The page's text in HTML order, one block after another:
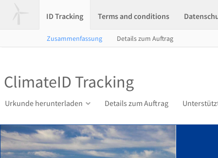
ID Tracking Terms and conditions
Zusammenfassung Details zum Auftrag
ClimateID Tracking
Urkunde herunterladen Details zum Auftrag